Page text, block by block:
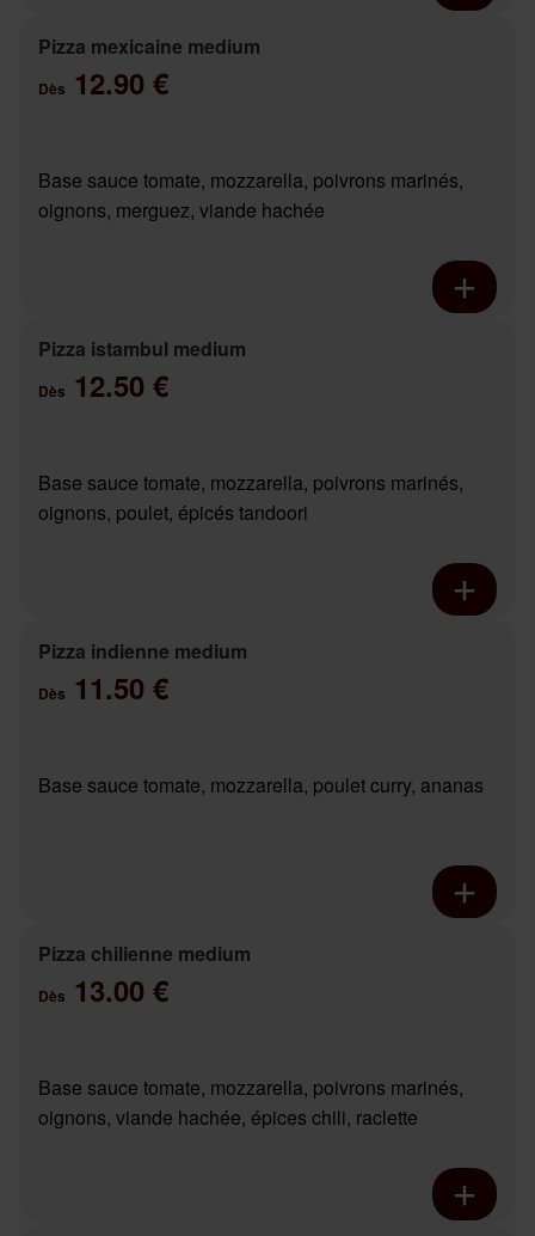
Pizza mexicaine medium
Dès 12.90 €
Base sauce tomate, mozzarella, poivrons marinés,
oignons, merguez, viande hachée
Pizza istambul medium
Dès 12.50 €
Base sauce tomate, mozzarella, poivrons marinés,
oignons, poulet, épicés tandoori
Pizza indienne medium
Dès 11.50 €
Base sauce tomate, mozzarella, poulet curry, ananas
Pizza chilienne medium
Dès 13.00 €
Base sauce tomate, mozzarella, poivrons marinés,
oignons, viande hachée, épices chili, raclette